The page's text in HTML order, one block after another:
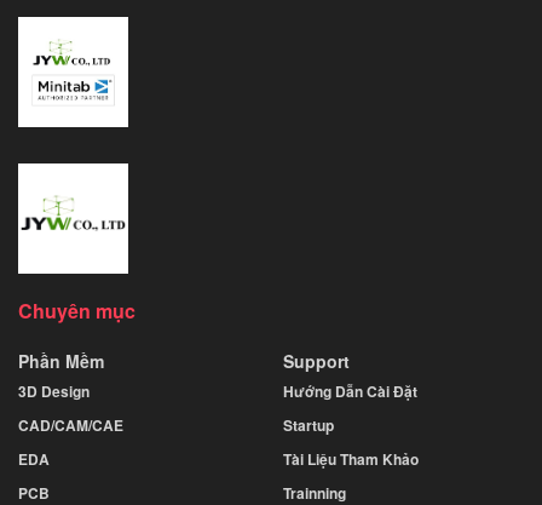
Chuyên mục
Phần Mềm
3D Design
CAD/CAM/CAE
EDA
PCB
Support
Hướng Dẫn Cài Đặt
Startup
Tài Liệu Tham Khảo
Trainning